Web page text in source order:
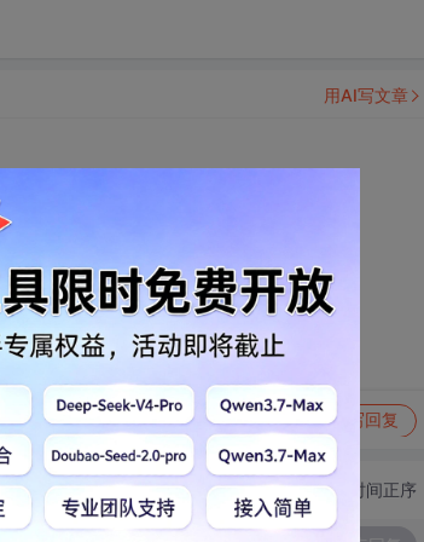
举报 写回复
用AI写文章
切换为时间正序